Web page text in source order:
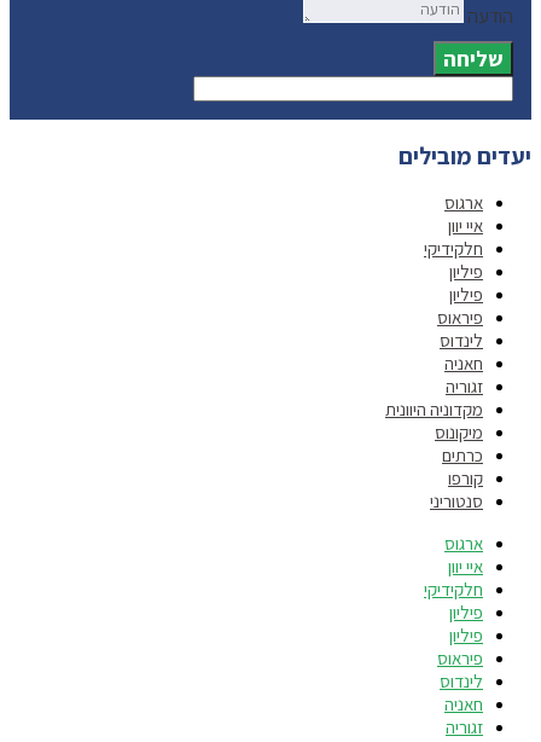
הודעה
שליחה
יעדים מובילים
ארגוס
איי יוון
חלקידיקי
פיליון
פיליון
פיראוס
לינדוס
חאניה
זגוריה
מקדוניה היוונית
מיקונוס
כרתים
קורפו
סנטוריני
ארגוס
איי יוון
חלקידיקי
פיליון
פיליון
פיראוס
לינדוס
חאניה
זגוריה